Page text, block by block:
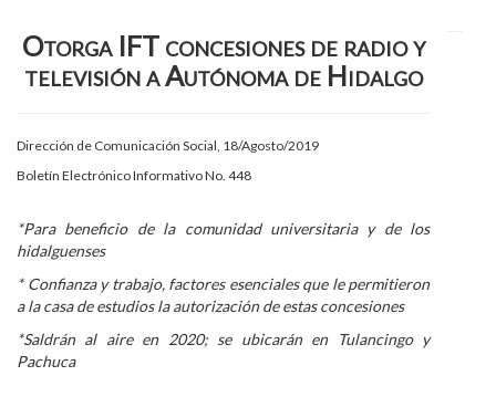
Patronato
Publicaciones en línea
Acreditación Internacional
Alumnado
Personal
Alumni
Otorga IFT concesiones de radio y
televisión a Autónoma de Hidalgo
Dirección de Comunicación Social, 18/Agosto/2019
Boletín Electrónico Informativo No. 448
*Para beneficio de la comunidad universitaria y de los
hidalguenses
* Confianza y trabajo, factores esenciales que le permitieron
a la casa de estudios la autorización de estas concesiones
*Saldrán al aire en 2020; se ubicarán en Tulancingo y
Pachuca